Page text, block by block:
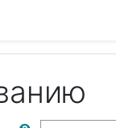
по форумам